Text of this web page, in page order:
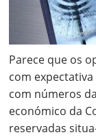
NOTEBOOKS
Parece que os
com expectativa
com números
económico da
reservadas